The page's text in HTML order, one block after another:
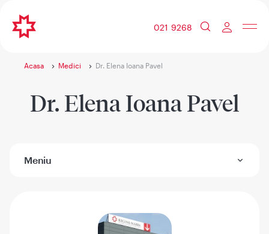
021 9268
Acasa Medici Dr. Elena Ioana Pavel
Dr. Elena Ioana Pavel
Meniu